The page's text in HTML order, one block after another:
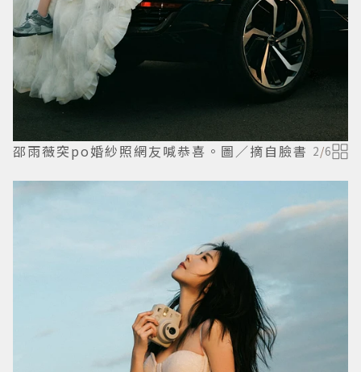
邵雨薇突po婚紗照網友喊恭喜。圖／摘自臉書 2/6